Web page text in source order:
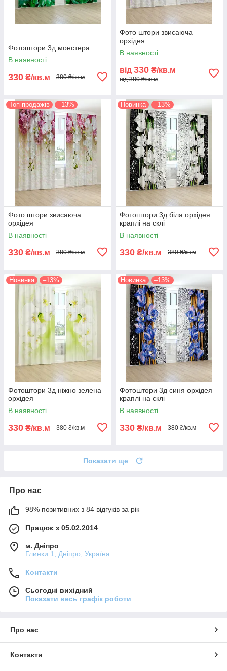
Фотоштори 3д монстера
В наявності
330 ₴/кв.м 380 ₴/кв.м
Фото штори звисаюча
орхідея
В наявності
від 330 ₴/кв.м
від 380 ₴/кв.м
Топ продажів –13%
Фото штори звисаюча
орхідея
В наявності
330 ₴/кв.м 380 ₴/кв.м
Новинка –13%
Фотоштори 3д біла орхідея
краплі на склі
В наявності
330 ₴/кв.м 380 ₴/кв.м
Новинка –13%
Фотоштори 3д ніжно зелена
орхідея
В наявності
330 ₴/кв.м 380 ₴/кв.м
Новинка –13%
Фотоштори 3д синя орхідея
краплі на склі
В наявності
330 ₴/кв.м 380 ₴/кв.м
Показати ще
Про нас
98% позитивних з 84 відгуків за рік
Працює з 05.02.2014
м. Дніпро
Глинки 1, Дніпро, Україна
Контакти
Сьогодні вихідний
Показати весь графік роботи
Про нас
Контакти